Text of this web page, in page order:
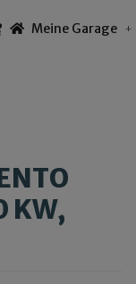
Meine Garage
KW,